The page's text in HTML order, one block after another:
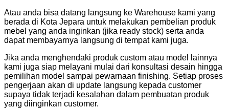
Atau anda bisa datang langsung ke Warehouse kami yang
berada di Kota Jepara untuk melakukan pembelian produk
mebel yang anda inginkan (jika ready stock) serta anda
dapat membayarnya langsung di tempat kami juga.
Jika anda menghendaki produk custom atau model lainnya
kami juga siap melayani mulai dari konsultasi desain hingga
pemilihan model sampai pewarnaan finishing. Setiap proses
pengerjaan akan di update langsung kepada customer
supaya tidak terjadi kesalahan dalam pembuatan produk
yang diinginkan customer.